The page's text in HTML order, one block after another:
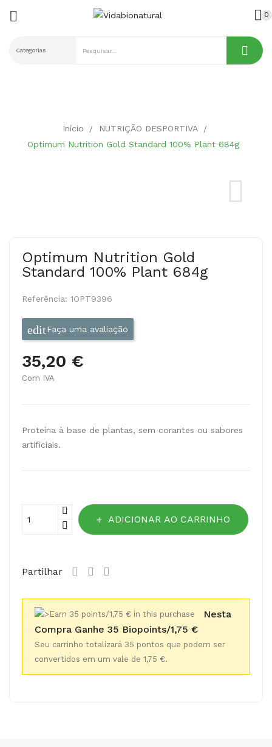
 0
Início
NUTRIÇÃO DESPORTIVA
Optimum Nutrition Gold Standard 100% Plant 684g
Optimum Nutrition Gold
Standard 100% Plant 684g
Referência: 1OPT9396
Faça uma avaliação
35,20 €
Com IVA
Proteína à base de plantas, sem corantes ou sabores
artificiais.
ADICIONAR AO CARRINHO
Partilhar
Nesta
Compra Ganhe 35 Biopoints/1,75 €
Seu carrinho totalizará 35 pontos que podem ser
convertidos em um vale de 1,75 €.